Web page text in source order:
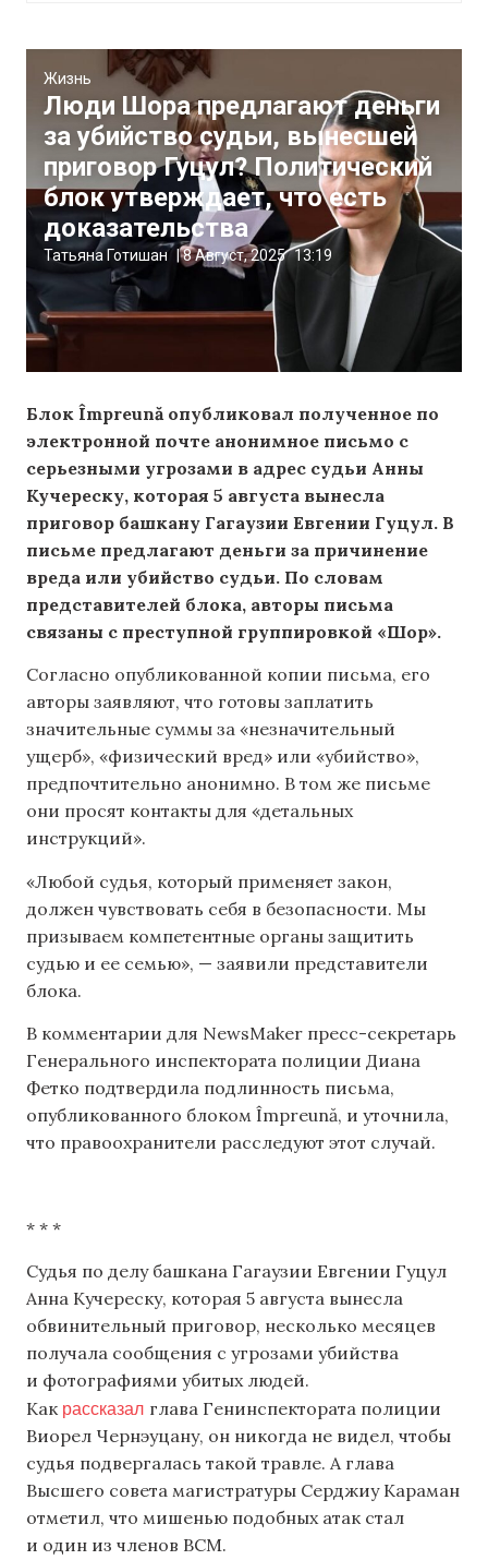
Жизнь
Люди Шора предлагают деньги
за убийство судьи, вынесшей
приговор Гуцул? Политический
блок утверждает, что есть
доказательства
Татьяна Готишан |8 Август, 2025 13:19
Блок Împreună опубликовал полученное по
электронной почте анонимное письмо с
серьезными угрозами в адрес судьи Анны
Кучереску, которая 5 августа вынесла
приговор башкану Гагаузии Евгении Гуцул. В
письме предлагают деньги за причинение
вреда или убийство судьи. По словам
представителей блока, авторы письма
связаны с преступной группировкой «Шор».
Согласно опубликованной копии письма, его
авторы заявляют, что готовы заплатить
значительные суммы за «незначительный
ущерб», «физический вред» или «убийство»,
предпочтительно анонимно. В том же письме
они просят контакты для «детальных
инструкций».
«Любой судья, который применяет закон,
должен чувствовать себя в безопасности. Мы
призываем компетентные органы защитить
судью и ее семью», — заявили представители
блока.
В комментарии для NewsMaker пресс-секретарь
Генерального инспектората полиции Диана
Фетко подтвердила подлинность письма,
опубликованного блоком Împreună, и уточнила,
что правоохранители расследуют этот случай.
* * *
Судья по делу башкана Гагаузии Евгении Гуцул
Анна Кучереску, которая 5 августа вынесла
обвинительный приговор, несколько месяцев
получала сообщения с угрозами убийства
и фотографиями убитых людей.
Как рассказал глава Генинспектората полиции
Виорел Чернэуцану, он никогда не видел, чтобы
судья подвергалась такой травле. А глава
Высшего совета магистратуры Серджиу Караман
отметил, что мишенью подобных атак стал
и один из членов ВСМ.